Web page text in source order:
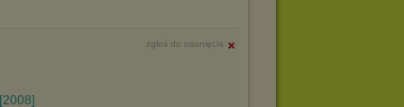
zgłoś do usunięcia